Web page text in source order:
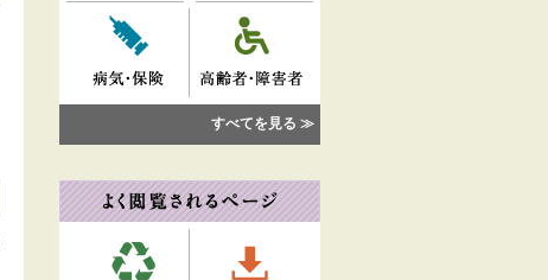
すべてを見る ≫